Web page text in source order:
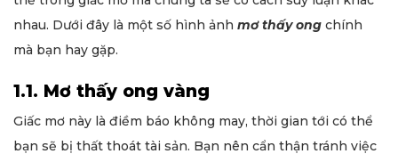
nhau. Dưới đây là một số hình ảnh mơ thấy ong chính
mà bạn hay gặp.
1.1. Mơ thấy ong vàng
Giấc mơ này là điềm báo không may, thời gian tới có thể
bạn sẽ bị thất thoát tài sản. Bạn nên cẩn thận tránh việc